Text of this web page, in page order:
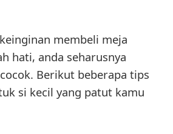
membeli meja
hati, anda seharusnya
Berikut beberapa tips
si kecil yang patut kamu